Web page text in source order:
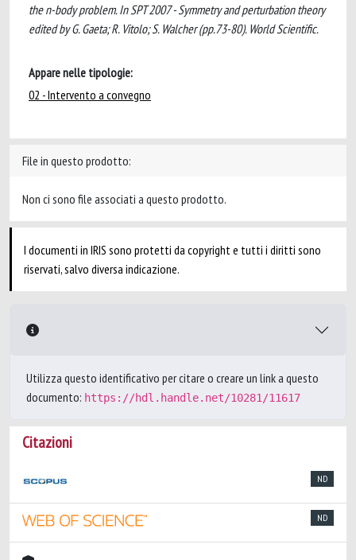
the n-body problem. In SPT 2007 - Symmetry and perturbation theory
edited by G. Gaeta; R. Vitolo; S. Walcher (pp.73-80). World Scientific.
Appare nelle tipologie:
02 - Intervento a convegno
File in questo prodotto:
Non ci sono file associati a questo prodotto.
I documenti in IRIS sono protetti da copyright e tutti i diritti sono
riservati, salvo diversa indicazione.
Utilizza questo identificativo per citare o creare un link a questo
documento: https://hdl.handle.net/10281/11617
Citazioni
ND
ND